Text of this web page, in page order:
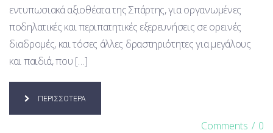
εντυπωσιακά αξιοθέατα της Σπάρτης, για οργανωμένες
ποδηλατικές και περιπατητικές εξερευνήσεις σε ορεινές
διαδρομές, και τόσες άλλες δραστηριότητες για μεγάλους
και παιδιά, που […]
ΠΕΡΙΣΣΟΤΕΡΑ
Comments / 0